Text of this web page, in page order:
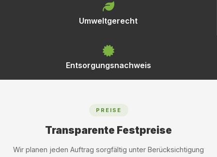
Umweltgerecht
Entsorgungsnachweis
PREISE
Transparente Festpreise
Wir planen jeden Auftrag sorgfältig unter Berücksichtigung